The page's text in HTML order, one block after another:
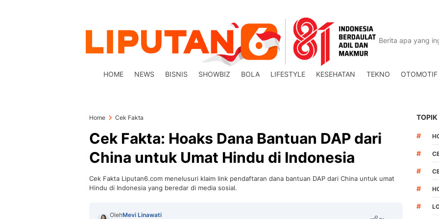
HOME NEWS BISNIS SHOWBIZ BOLA LIFESTYLE KESEHATAN TEKNO OTOMOTIF
Home Cek Fakta
Cek Fakta: Hoaks Dana Bantuan DAP dari
China untuk Umat Hindu di Indonesia
Cek Fakta Liputan6.com menelusuri klaim link pendaftaran dana bantuan DAP dari China untuk umat
Hindu di Indonesia yang beredar di media sosial.
OlehMevi Linawati
TOPIK
#
#
#
#
#